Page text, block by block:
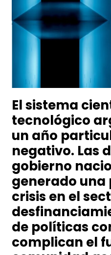
El sistema
tecnológico
un año
negativo. Las
gobierno
generado una
crisis en el
de políticas
complican el